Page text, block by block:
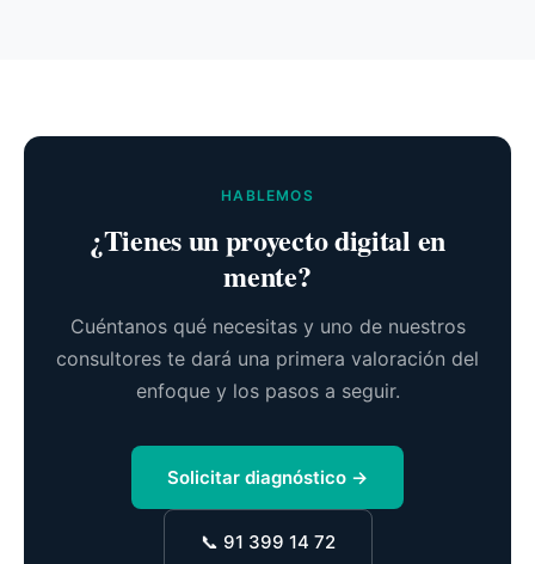
HABLEMOS
¿Tienes un proyecto digital en
mente?
Cuéntanos qué necesitas y uno de nuestros
consultores te dará una primera valoración del
enfoque y los pasos a seguir.
Solicitar diagnóstico →
📞 91 399 14 72